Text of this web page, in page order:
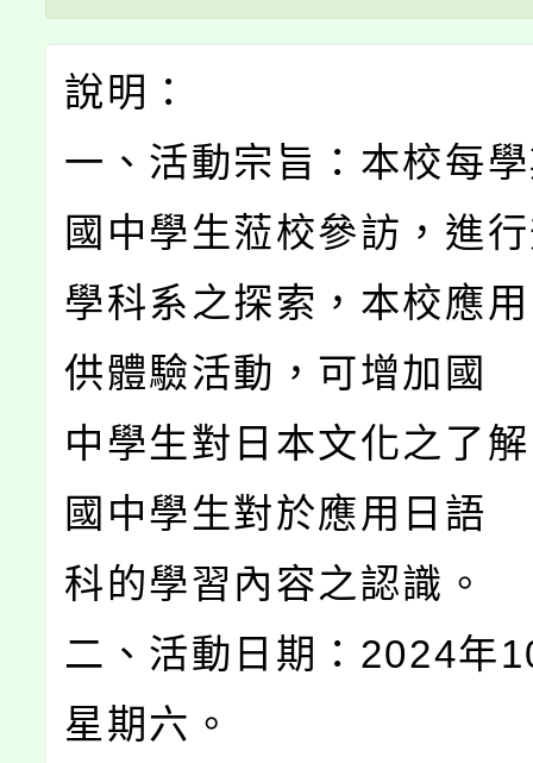
說明：
一、活動宗旨：本校每
國中學生蒞校參訪，進
學科系之探索，本校應
供體驗活動，可增加國
中學生對日本文化之了
國中學生對於應用日語
科的學習內容之認識。
二、活動日期：2024年
星期六。